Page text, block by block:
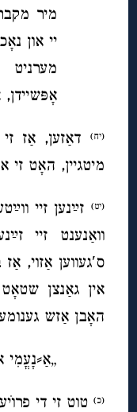
מיר
יי און
מערניט
(יח)
דאַזען, אַז
מיטגיין, האָט זי
(יט) זײַנען זיי
וואַנענט זיי
ס′געווען אַזוי,
אין גאַנצן
האָבן אַזש
„אַ⸗נָעֳמִי
(כ) טוט זי די